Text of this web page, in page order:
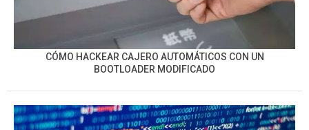
CÓMO HACKEAR CAJERO AUTOMÁTICOS CON UN
BOOTLOADER MODIFICADO